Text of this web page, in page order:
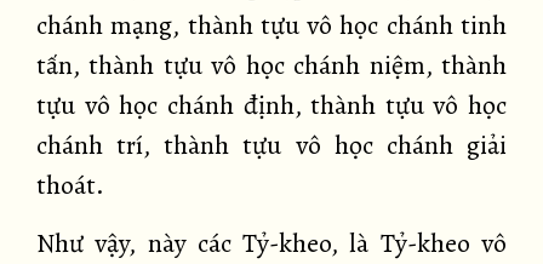
chánh mạng, thành tựu vô học chánh tinh
tấn, thành tựu vô học chánh niệm, thành
tựu vô học chánh định, thành tựu vô học
chánh trí, thành tựu vô học chánh giải
thoát.
Như vậy, này các Tỷ-kheo, là Tỷ-kheo vô